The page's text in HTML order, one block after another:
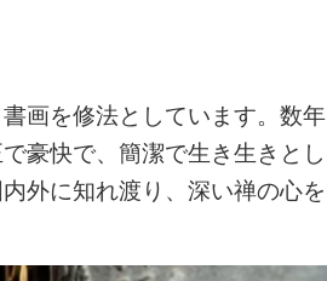
画を修法としています。数年
豪快で、簡潔で生き生きとし
外に知れ渡り、深い禅の心を